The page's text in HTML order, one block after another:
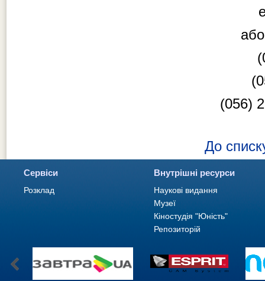
(056)
До
Сервіси
Розклад
Внутрішні ресурси
Наукові видання
Музеї
Кіностудія "Юність"
Репозиторій